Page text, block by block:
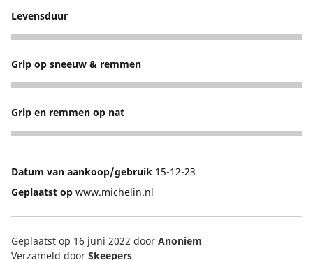
Levensduur
5
Grip op sneeuw & remmen
4
Grip en remmen op nat
5
Datum van aankoop/gebruik 15-12-23
Geplaatst op www.michelin.nl
Geplaatst op 16 juni 2022 door Anoniem
Verzameld door Skeepers